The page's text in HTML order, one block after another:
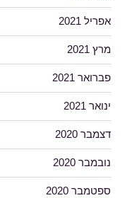
אפריל 2021
מרץ 2021
פברואר 2021
ינואר 2021
דצמבר 2020
נובמבר 2020
ספטמבר 2020